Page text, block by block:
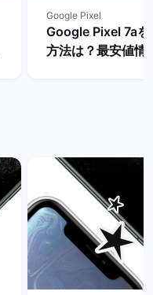
Google Pixel
Google Pixel 7aを
方法は？最安値情